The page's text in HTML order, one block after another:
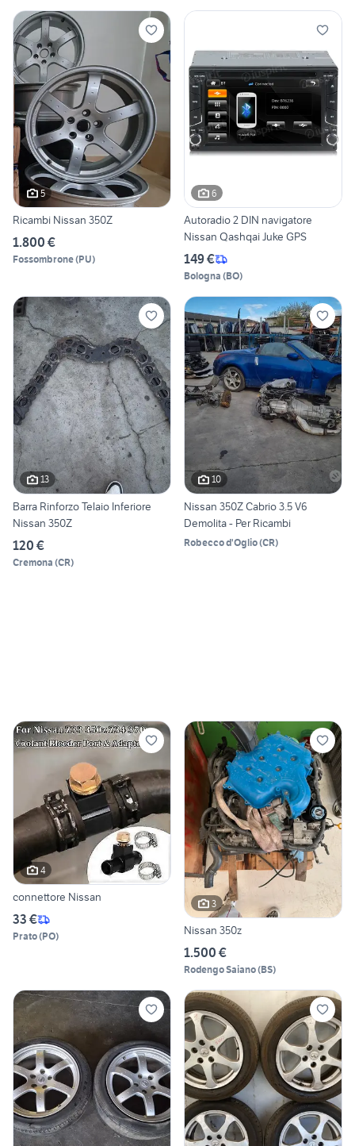
5
Ricambi Nissan 350Z
1.800 €
Fossombrone(PU)
6
Autoradio 2 DIN navigatore
Nissan Qashqai Juke GPS
149 €
Bologna (BO)
13
Barra Rinforzo Telaio Inferiore
Nissan 350Z
120 €
Cremona (CR)
10
Nissan 350Z Cabrio 3.5 V6
Demolita - Per Ricambi
Robecco d'Oglio(CR)
4
connettore Nissan
33 €
Prato(PO)
3
Nissan 350z
1.500 €
Rodengo Saiano(BS)